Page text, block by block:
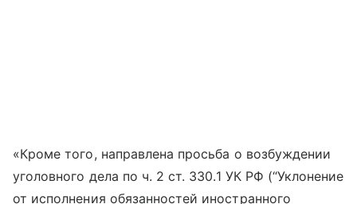
«Кроме того, направлена просьба о возбуждении
уголовного дела по ч. 2 ст. 330.1 УК РФ (“Уклонение
от исполнения обязанностей иностранного